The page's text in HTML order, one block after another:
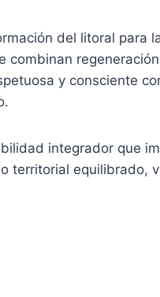
del litoral para
y consciente
integrador que
territorial equilibrado,